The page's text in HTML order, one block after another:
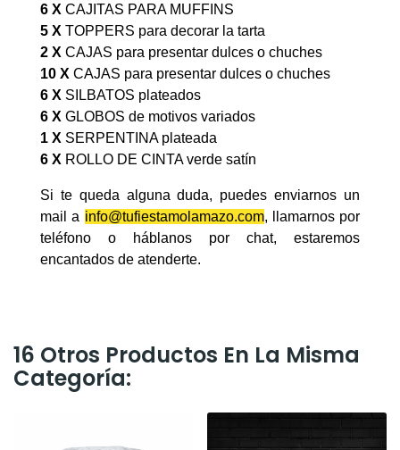
6 X CAJITAS PARA MUFFINS
5 X TOPPERS para decorar la tarta
2 X CAJAS para presentar dulces o chuches
10 X CAJAS para presentar dulces o chuches
6 X SILBATOS plateados
6 X GLOBOS de motivos variados
1 X SERPENTINA plateada
6 X ROLLO DE CINTA verde satín
Si te queda alguna duda, puedes enviarnos un
mail a info@tufiestamolamazo.com, llamarnos por
teléfono o háblanos por chat, estaremos
encantados de atenderte.
16 Otros Productos En La Misma
Categoría: